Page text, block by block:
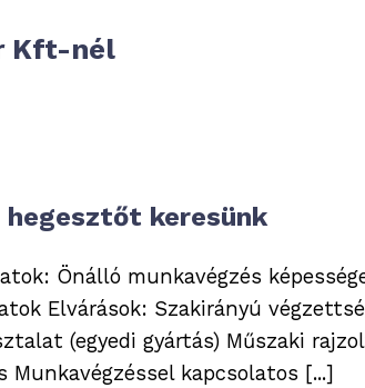
Kft-nél
hegesztőt keresünk
Önálló munkavégzés
Elvárások: Szakirányú
(egyedi gyártás) Műszaki
Munkavégzéssel kapcsolatos [...]